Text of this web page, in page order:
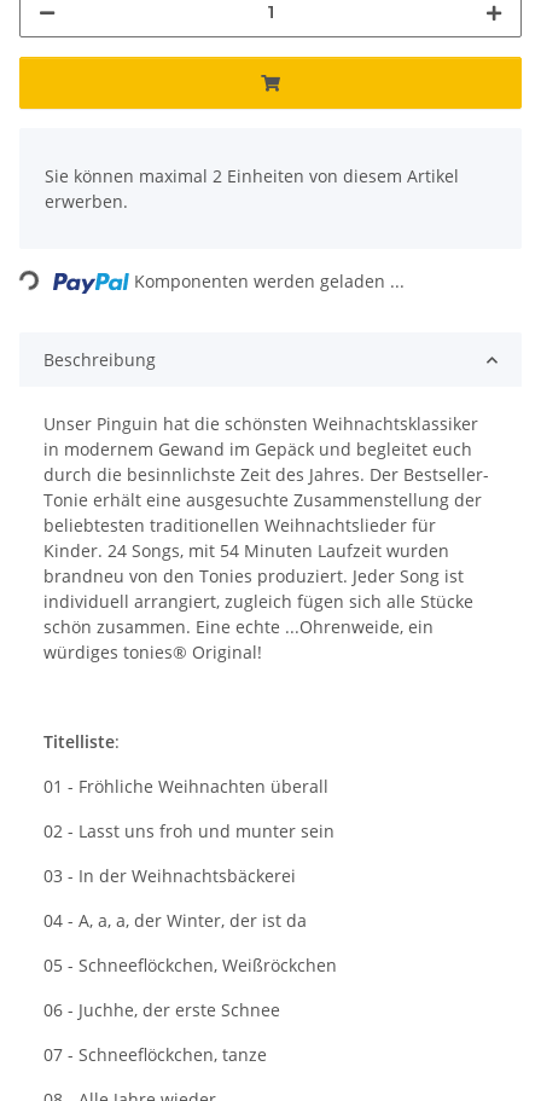
Sie können maximal 2 Einheiten von diesem Artikel
erwerben.
Loading... Komponenten werden geladen ...
Beschreibung
Unser Pinguin hat die schönsten Weihnachtsklassiker
in modernem Gewand im Gepäck und begleitet euch
durch die besinnlichste Zeit des Jahres. Der Bestseller-
Tonie erhält eine ausgesuchte Zusammenstellung der
beliebtesten traditionellen Weihnachtslieder für
Kinder. 24 Songs, mit 54 Minuten Laufzeit wurden
brandneu von den Tonies produziert. Jeder Song ist
individuell arrangiert, zugleich fügen sich alle Stücke
schön zusammen. Eine echte ...Ohrenweide, ein
würdiges tonies® Original!
Titelliste:
01 - Fröhliche Weihnachten überall
02 - Lasst uns froh und munter sein
03 - In der Weihnachtsbäckerei
04 - A, a, a, der Winter, der ist da
05 - Schneeflöckchen, Weißröckchen
06 - Juchhe, der erste Schnee
07 - Schneeflöckchen, tanze